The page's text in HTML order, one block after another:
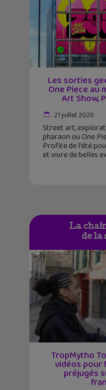
Les sorties
One Piece au
Art Show,
21 juillet 2026
Street art,
pharaon ou One
Profite de l’été
et vivre de belles
La
de la
TropMytho
vidéos pour
préjugés